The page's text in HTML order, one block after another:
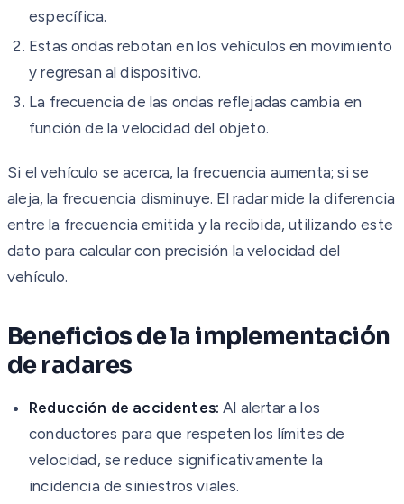
específica.
Estas ondas rebotan en los vehículos en movimiento
y regresan al dispositivo.
La frecuencia de las ondas reflejadas cambia en
función de la velocidad del objeto.
Si el vehículo se acerca, la frecuencia aumenta; si se
aleja, la frecuencia disminuye. El radar mide la diferencia
entre la frecuencia emitida y la recibida, utilizando este
dato para calcular con precisión la velocidad del
vehículo.
Beneficios de la implementación
de radares
Reducción de accidentes: Al alertar a los
conductores para que respeten los límites de
velocidad, se reduce significativamente la
incidencia de siniestros viales.